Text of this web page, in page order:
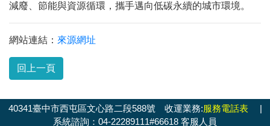
減廢、節能與資源循環，攜手邁向低碳永續的城市環境。
網站連結： 來源網址
回上一頁
40341臺中市西屯區文心路二段588號 收運業務:服務電話表|
系統諮詢：04-22289111#66618 客服人員